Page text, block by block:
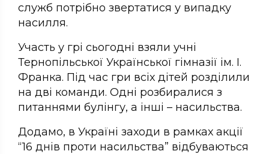
служб потрібно звертатися у випадку
насилля.
Участь у грі сьогодні взяли учні
Тернопільської Української гімназії ім. І.
Франка. Під час гри всіх дітей розділили
на дві команди. Одні розбиралися з
питаннями булінгу, а інші – насильства.
Додамо, в Україні заходи в рамках акції
“16 днів проти насильства” відбуваються